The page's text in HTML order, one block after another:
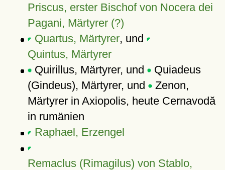
Priscus, erster Bischof von Nocera dei
Pagani, Märtyrer (?)
Quartus, Märtyrer, und
Quintus, Märtyrer
Quirillus, Märtyrer, und Quiadeus
(Gindeus), Märtyrer, und Zenon,
Märtyrer in Axiopolis, heute Cernavodă
in rumänien
Raphael, Erzengel
Remaclus (Rimagilus) von Stablo,